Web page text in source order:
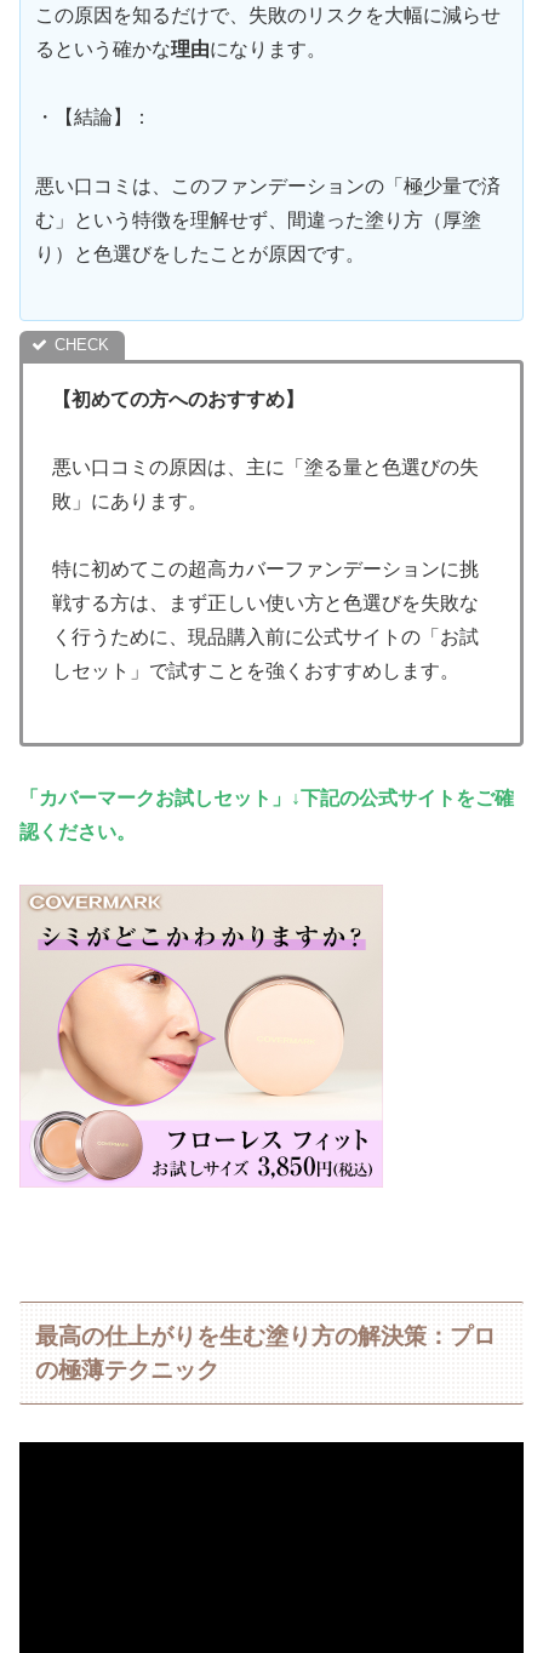
この原因を知るだけで、失敗のリスクを大幅に減らせ
るという確かな理由になります。
・【結論】：
悪い口コミは、このファンデーションの「極少量で済
む」という特徴を理解せず、間違った塗り方（厚塗
り）と色選びをしたことが原因です。
【初めての方へのおすすめ】
悪い口コミの原因は、主に「塗る量と色選びの失
敗」にあります。
特に初めてこの超高カバーファンデーションに挑
戦する方は、まず正しい使い方と色選びを失敗な
く行うために、現品購入前に公式サイトの「お試
しセット」で試すことを強くおすすめします。
「カバーマークお試しセット」↓下記の公式サイトをご確
認ください。
最高の仕上がりを生む塗り方の解決策：プロ
の極薄テクニック